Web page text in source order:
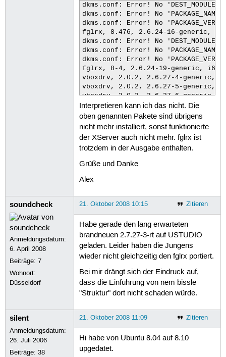
dkms.conf: Error! No
dkms.conf: Error! No
dkms.conf: Error! No
fglrx, 8.476, 2.6.24-16-generic,
dkms.conf: Error! No
dkms.conf: Error! No
dkms.conf: Error! No
fglrx, 8-4, 2.6.24-19-generic,
vboxdrv, 2.0.2, 2.6.27-4-generic,
vboxdrv, 2.0.2, 2.6.27-5-generic,
vboxdrv, 2.0.2, 2.6.27-6-generic,
vboxdrv, 2.0.2, 2.6.27-7-generic,
Interpretieren kann ich das nicht. Die
oben genannten Pakete sind übrigens
nicht mehr installiert, sonst funktionierte
der XServer auch nicht mehr. fglrx ist
trotzdem in der Ausgabe enthalten.
Grüße und Danke
Alex
soundcheck
Anmeldungsdatum:
6. April 2008
Beiträge:7
Wohnort:
Düsseldorf
Zitieren
21. Oktober 2008 10:15
Habe gerade den lang erwarteten
brandneuen 2.7.27-3-rt auf USTUDIO
geladen. Leider haben die Jungens
wieder nicht gleichzeitig den fglrx portiert.
Bei mir drängt sich der Eindruck auf,
dass die Einführung von nem bissle
"Struktur" dort nicht schaden würde.
silent
Anmeldungsdatum:
26. Juli 2006
Beiträge:38
Zitieren
21. Oktober 2008 11:09
Hi habe von Ubuntu 8.04 auf 8.10
upgedatet.